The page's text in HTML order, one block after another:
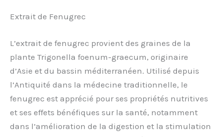
Extrait de Fenugrec
L’extrait de fenugrec provient des graines de la
plante Trigonella foenum-graecum, originaire
d’Asie et du bassin méditerranéen. Utilisé depuis
l’Antiquité dans la médecine traditionnelle, le
fenugrec est apprécié pour ses propriétés nutritives
et ses effets bénéfiques sur la santé, notamment
dans l’amélioration de la digestion et la stimulation